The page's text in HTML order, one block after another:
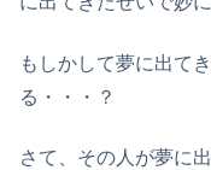
もしかして夢に出て
る・・・？
さて、その人が夢に